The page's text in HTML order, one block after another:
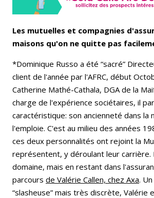
Les mutuelles et compagnies
maisons qu'on ne quitte pas
*Dominique Russo a été “sacré”
client de l'année par l'AFRC, début
Catherine Mathé-Cathala, DGA de la
charge de l'expérience sociétaires, il
caractéristique: son ancienneté dans la
l'emploie. C'est au milieu des années
ces deux personnalités ont rejoint la
représentent, y déroulant leur carrière.
domaine, mais en restant dans
parcours de Valérie Callen, chez Axa.
“slasheuse” mais très discrète, Valérie